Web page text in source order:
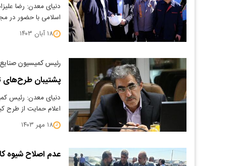
دنیای معدن: رضا
اسلامی با حضور در
۱۸ آبان ۱۴۰۳
رئیس کمیسیون
پشتیبان
دنیای معدن: رئیس
اعلام حمایت از طرح
۱۸ مهر ۱۴۰۳
عدم اصلاح شیوه کار معادن جان ۱۰